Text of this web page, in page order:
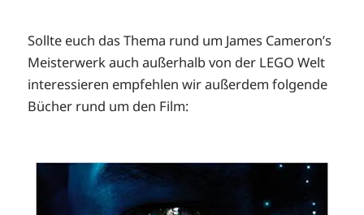
Sollte euch das Thema rund um James Cameron’s
Meisterwerk auch außerhalb von der LEGO Welt
interessieren empfehlen wir außerdem folgende
Bücher rund um den Film: